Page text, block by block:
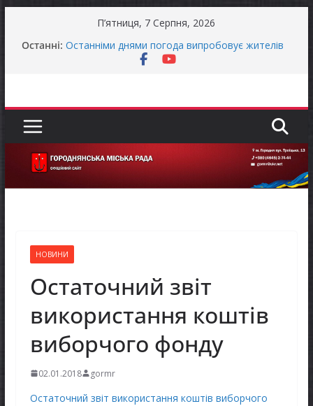
П’ятниця, 7 Серпня, 2026
Останні: Останніми днями погода випробовує жителів
громади справжньою літньою спекою
Захищай небо Чернігівщини!
Батьки майбутніх першокласників уже можуть
оформити «Пакунок школяра»
НОВИНИ
Остаточний звіт
використання коштів
виборчого фонду
02.01.2018 gormr
Остаточний звіт використання коштів виборчого